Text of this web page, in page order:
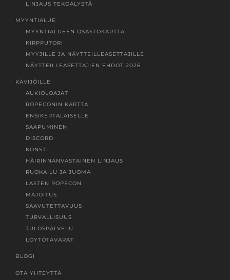
LINJAUS TEKOÄLYSTÄ
MYYNTIALUE
MYYNTIALUEEN OSASTOKARTTA
KIRPPUTORI
MYYJILLE JA NÄYTTEILLEASETTAJILLE
NÄYTTEILLEASETTAJIEN EHDOT 2026
KÄVIJÖILLE
AUKIOLOAJAT
ROPECONIN KARTTA
ENSIKERTALAISELLE
SAAPUMINEN
DISCORD
KONSTI
HÄIRINNÄNVASTAINEN LINJAUS
RUOKAILU JA JUOMA
LASTEN ROPECON
MAJOITUS
SAAVUTETTAVUUS
TURVALLISUUS
TULOSPALVELU
LÖYTÖTAVARAT
BLOGI
OTA YHTEYTTÄ